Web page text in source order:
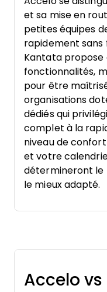
et sa mise en
petites équipes
rapidement
Kantata propose
fonctionnalités,
pour être
organisations
dédiés qui
complet à la
niveau de
et votre
détermineront le
le mieux adapté.
Accelo vs